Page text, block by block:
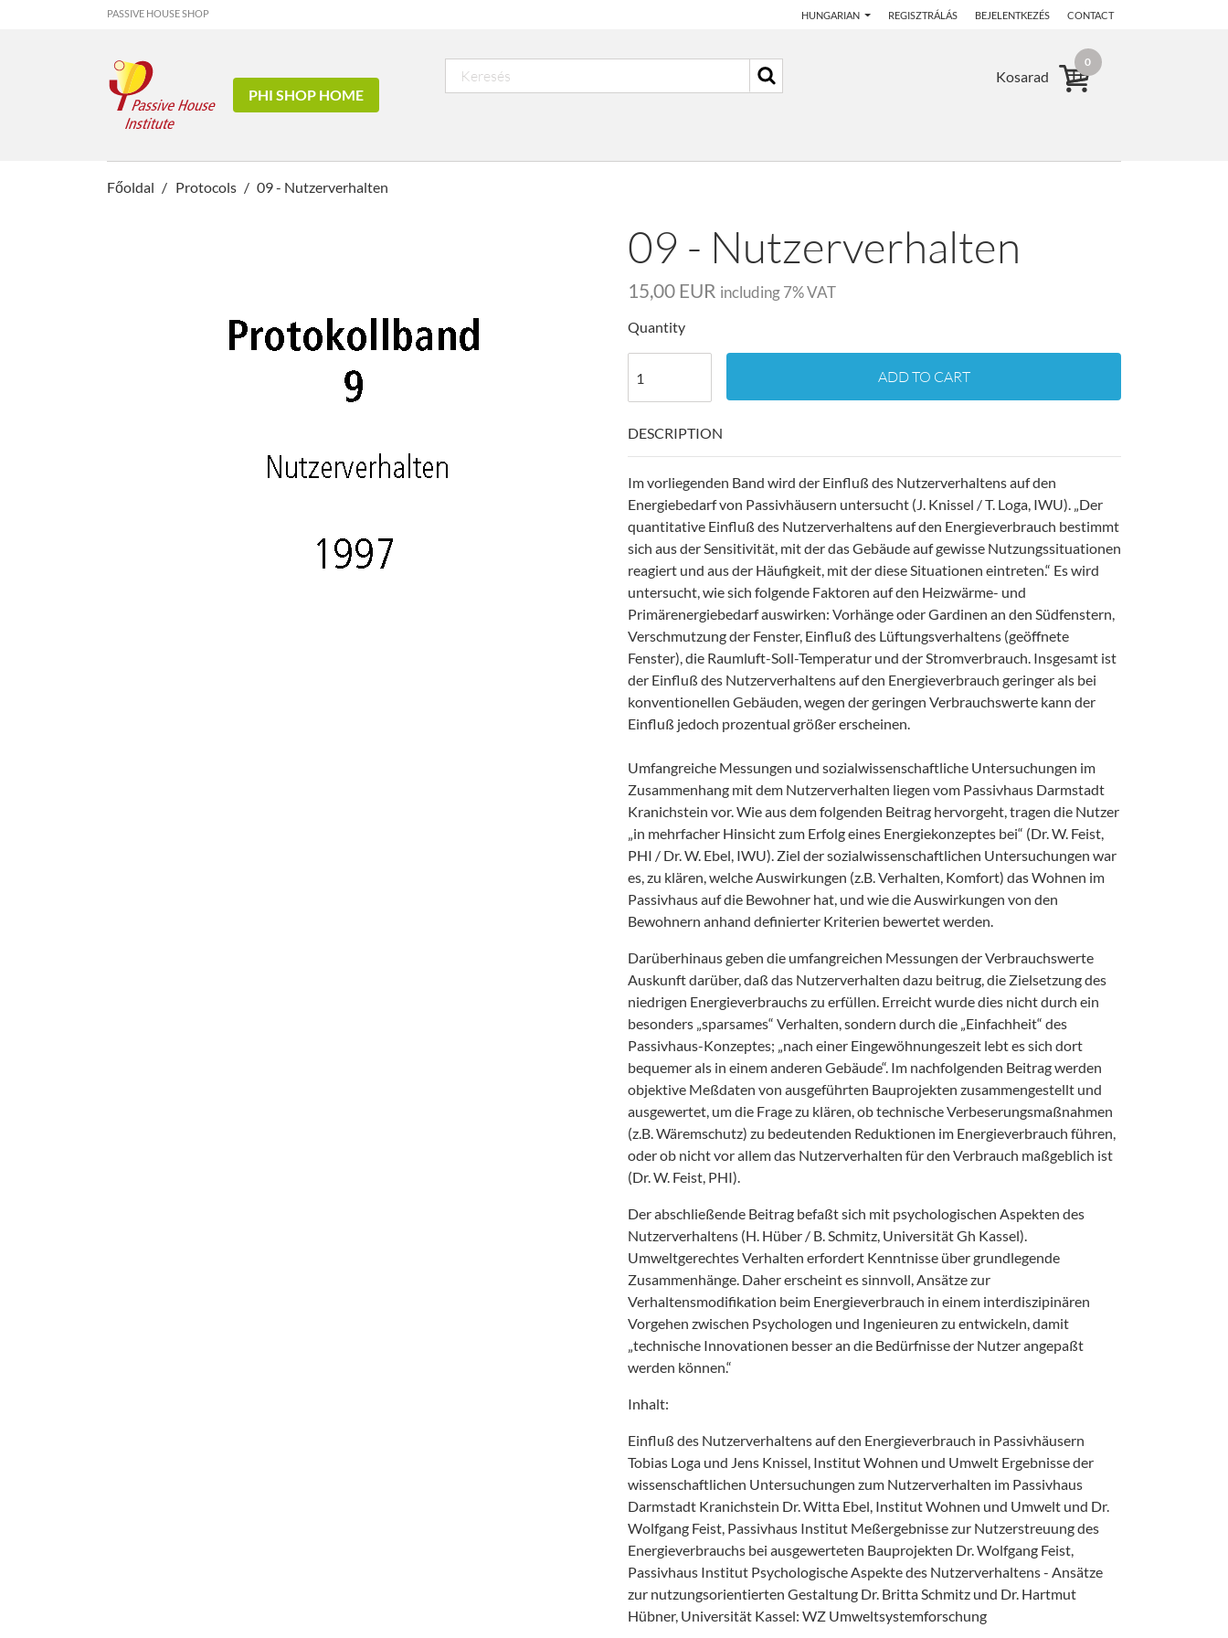
PASSIVE HOUSE SHOP HUNGARIAN REGISZTRÁLÁS BEJELENTKEZÉS CONTACT
PHI SHOP HOME
Kosarad
0
Főoldal Protocols 09 - Nutzerverhalten
09 - Nutzerverhalten
15,00 EUR including 7% VAT
Quantity
ADD TO CART
DESCRIPTION
Im vorliegenden Band wird der Einfluß des Nutzerverhaltens auf den
Energiebedarf von Passivhäusern untersucht (J. Knissel / T. Loga, IWU). „Der
quantitative Einfluß des Nutzerverhaltens auf den Energieverbrauch bestimmt
sich aus der Sensitivität, mit der das Gebäude auf gewisse Nutzungssituationen
reagiert und aus der Häufigkeit, mit der diese Situationen eintreten.“ Es wird
untersucht, wie sich folgende Faktoren auf den Heizwärme- und
Primärenergiebedarf auswirken: Vorhänge oder Gardinen an den Südfenstern,
Verschmutzung der Fenster, Einfluß des Lüftungsverhaltens (geöffnete
Fenster), die Raumluft-Soll-Temperatur und der Stromverbrauch. Insgesamt ist
der Einfluß des Nutzerverhaltens auf den Energieverbrauch geringer als bei
konventionellen Gebäuden, wegen der geringen Verbrauchswerte kann der
Einfluß jedoch prozentual größer erscheinen.
Umfangreiche Messungen und sozialwissenschaftliche Untersuchungen im
Zusammenhang mit dem Nutzerverhalten liegen vom Passivhaus Darmstadt
Kranichstein vor. Wie aus dem folgenden Beitrag hervorgeht, tragen die Nutzer
„in mehrfacher Hinsicht zum Erfolg eines Energiekonzeptes bei“ (Dr. W. Feist,
PHI / Dr. W. Ebel, IWU). Ziel der sozialwissenschaftlichen Untersuchungen war
es, zu klären, welche Auswirkungen (z.B. Verhalten, Komfort) das Wohnen im
Passivhaus auf die Bewohner hat, und wie die Auswirkungen von den
Bewohnern anhand definierter Kriterien bewertet werden.
Darüberhinaus geben die umfangreichen Messungen der Verbrauchswerte
Auskunft darüber, daß das Nutzerverhalten dazu beitrug, die Zielsetzung des
niedrigen Energieverbrauchs zu erfüllen. Erreicht wurde dies nicht durch ein
besonders „sparsames“ Verhalten, sondern durch die „Einfachheit“ des
Passivhaus-Konzeptes; „nach einer Eingewöhnungeszeit lebt es sich dort
bequemer als in einem anderen Gebäude“. Im nachfolgenden Beitrag werden
objektive Meßdaten von ausgeführten Bauprojekten zusammengestellt und
ausgewertet, um die Frage zu klären, ob technische Verbeserungsmaßnahmen
(z.B. Wäremschutz) zu bedeutenden Reduktionen im Energieverbrauch führen,
oder ob nicht vor allem das Nutzerverhalten für den Verbrauch maßgeblich ist
(Dr. W. Feist, PHI).
Der abschließende Beitrag befaßt sich mit psychologischen Aspekten des
Nutzerverhaltens (H. Hüber / B. Schmitz, Universität Gh Kassel).
Umweltgerechtes Verhalten erfordert Kenntnisse über grundlegende
Zusammenhänge. Daher erscheint es sinnvoll, Ansätze zur
Verhaltensmodifikation beim Energieverbrauch in einem interdiszipinären
Vorgehen zwischen Psychologen und Ingenieuren zu entwickeln, damit
„technische Innovationen besser an die Bedürfnisse der Nutzer angepaßt
werden können.“
Inhalt:
Einfluß des Nutzerverhaltens auf den Energieverbrauch in Passivhäusern
Tobias Loga und Jens Knissel, Institut Wohnen und Umwelt Ergebnisse der
wissenschaftlichen Untersuchungen zum Nutzerverhalten im Passivhaus
Darmstadt Kranichstein Dr. Witta Ebel, Institut Wohnen und Umwelt und Dr.
Wolfgang Feist, Passivhaus Institut Meßergebnisse zur Nutzerstreuung des
Energieverbrauchs bei ausgewerteten Bauprojekten Dr. Wolfgang Feist,
Passivhaus Institut Psychologische Aspekte des Nutzerverhaltens - Ansätze
zur nutzungsorientierten Gestaltung Dr. Britta Schmitz und Dr. Hartmut
Hübner, Universität Kassel: WZ Umweltsystemforschung